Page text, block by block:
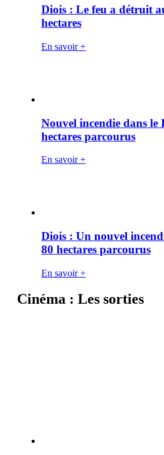
Diois : Le feu a détruit
hectares
En savoir +
Nouvel incendie dans le
hectares parcourus
En savoir +
Diois : Un nouvel
80 hectares parcourus
En savoir +
Cinéma : Les sorties